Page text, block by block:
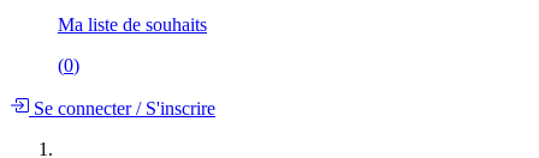
Ma liste de souhaits
(0)
Se connecter/S'inscrire